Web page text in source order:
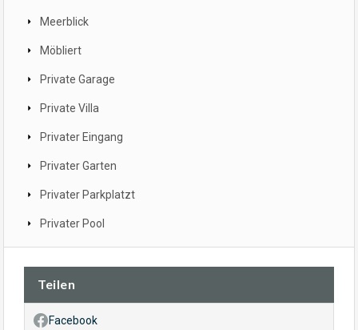
Meerblick
Möbliert
Private Garage
Private Villa
Privater Eingang
Privater Garten
Privater Parkplatzt
Privater Pool
Teilen
Facebook